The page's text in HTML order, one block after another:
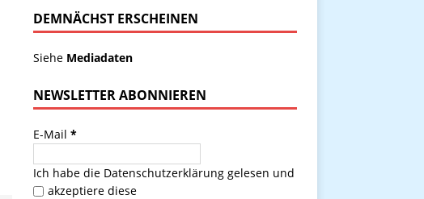
DEMNÄCHST ERSCHEINEN
Siehe Mediadaten
NEWSLETTER ABONNIEREN
E-Mail *
Ich habe die Datenschutzerklärunggelesen und
akzeptiere diese